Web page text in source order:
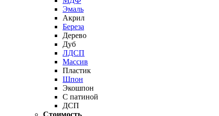
Эмаль
Акрил
Береза
Дерево
Дуб
ЛДСП
Массив
Пластик
Шпон
Экошпон
С патиной
ДСП
Стоимость